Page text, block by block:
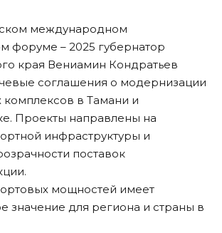
международном
форуме – 2025 губернатор
края Вениамин Кондратьев
соглашения о модернизации
в Тамани и
Проекты направлены на
инфраструктуры и
поставок
мощностей имеет
значение для региона и страны в